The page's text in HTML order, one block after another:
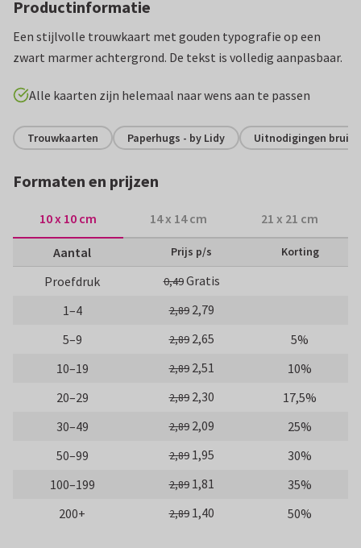
Productinformatie
Een stijlvolle trouwkaart met gouden typografie op een
zwart marmer achtergrond. De tekst is volledig aanpasbaar.
Alle kaarten zijn helemaal naar wens aan te passen
Trouwkaarten Paperhugs - by Lidy Uitnodigingen
Formaten en prijzen
10 x 10 cm 14 x 14 cm 21 x 21 cm
Aantal Prijs p/s Korting
Proefdruk 0,49Gratis
1–4
2,89 2,79
5–9
2,89 2,65
5%
10–19
2,89 2,51
10%
20–29
2,89 2,30
17,5%
30–49
2,89 2,09
25%
50–99
2,89 1,95
30%
100–199
2,89 1,81
35%
200+
2,89 1,40 50%